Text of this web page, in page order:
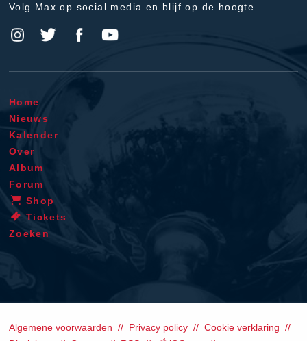
Volg Max op social media en blijf op de hoogte.
Home
Nieuws
Kalender
Over
Album
Forum
Shop
Tickets
Zoeken
Algemene voorwaarden Privacy policy
Cookie verklaring